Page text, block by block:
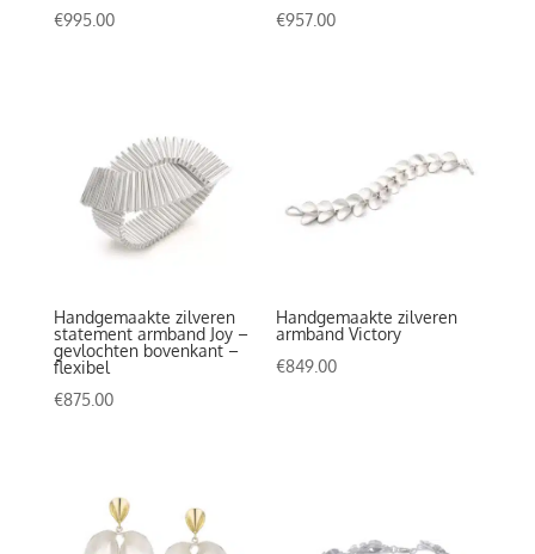
€995.00
€957.00
Handgemaakte zilveren
statement armband Joy –
gevlochten bovenkant –
flexibel
€875.00
Handgemaakte zilveren
armband Victory
€849.00